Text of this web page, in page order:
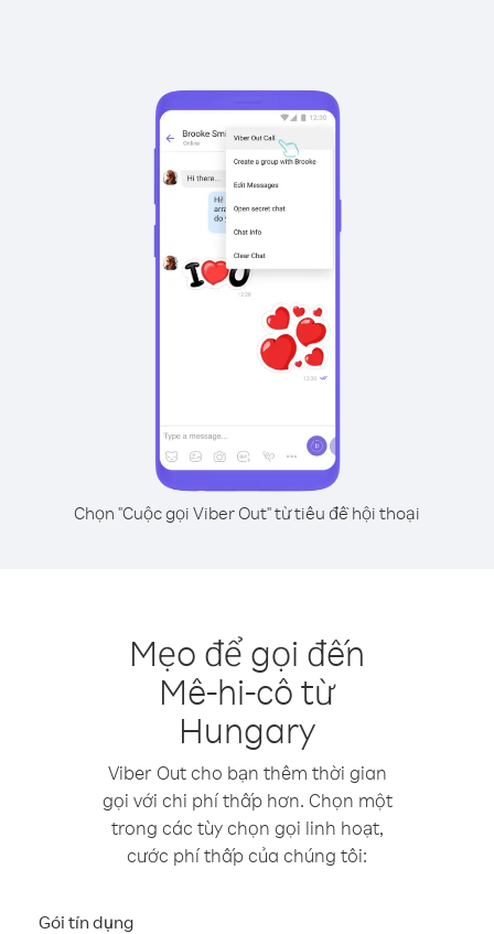
Chọn "Cuộc gọi Viber Out" từ tiêu đề hội thoại
Mẹo để gọi đến
Mê-hi-cô từ
Hungary
Viber Out cho bạn thêm thời gian
gọi với chi phí thấp hơn. Chọn một
trong các tùy chọn gọi linh hoạt,
cước phí thấp của chúng tôi:
Gói tín dụng